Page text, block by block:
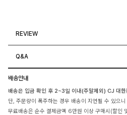
REVIEW
Q&A
배송안내
배송은 입금 확인 후 2~3일 이내(주말제외) CJ 대한
단, 주문량이 폭주하는 경우 배송이 지연될 수 있으니
무료배송은 순수 결제금액 6만원 이상 구매시(할인